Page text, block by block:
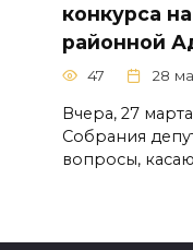
конкурса
районной
47 28
Вчера, 27
Собрания
вопросы,